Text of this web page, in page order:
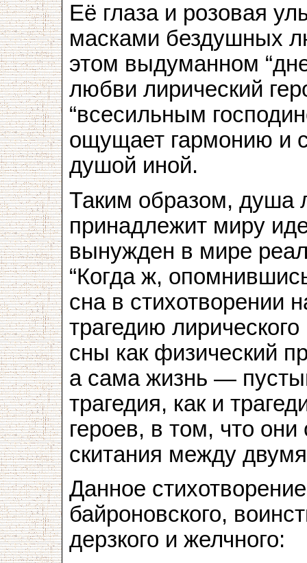
Её глаза и розовая
масками бездушных
этом выдуманном
любви лирический
“всесильным
ощущает гармонию и
душой иной.
Таким образом, душа
принадлежит миру
вынужден в мире
“Когда ж,
сна в стихотворении
трагедию
сны как физический
а сама жизнь —
трагедия, как и
героев, в том, что
скитания между
Данное
байроновского,
дерзкого и желчного: